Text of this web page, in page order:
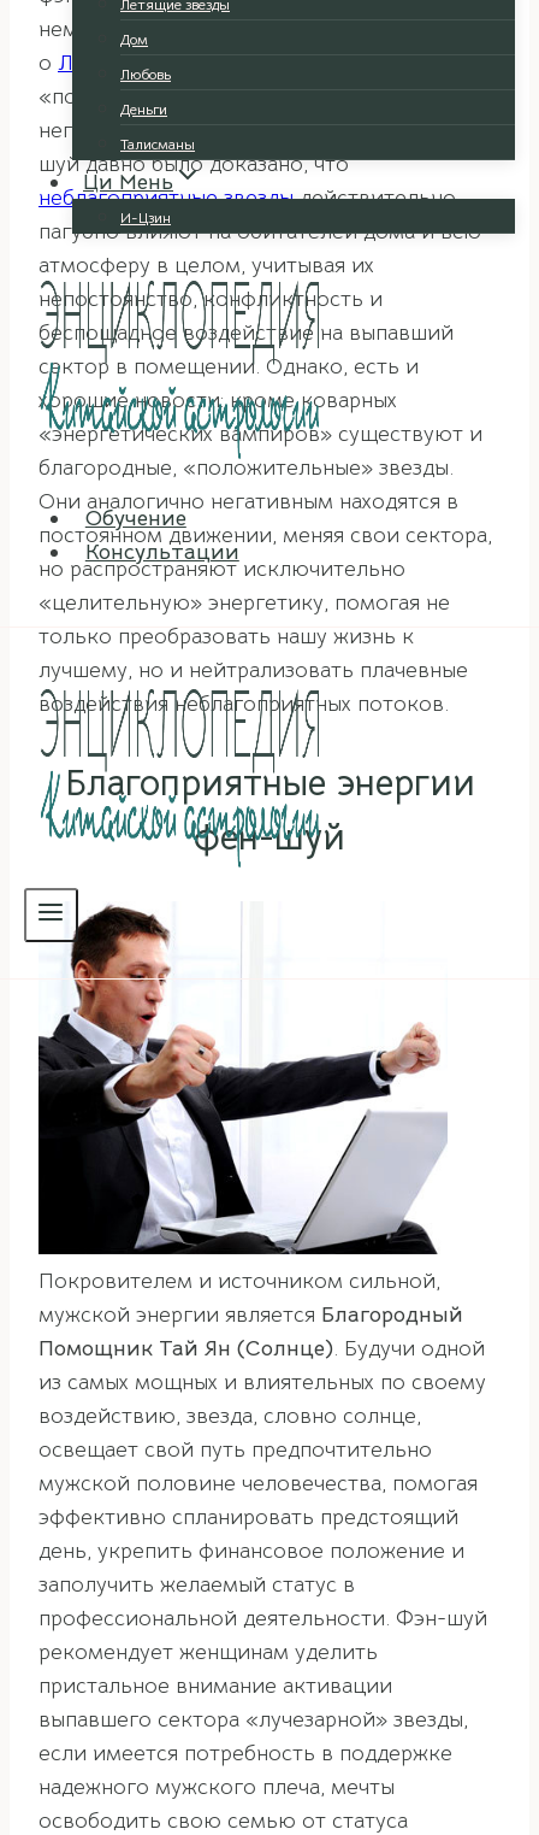
Летящие звезды
Дом
Любовь
Деньги
Талисманы
Ци Мень
И-Цзин
Обучение
Консультации
немаловажным его составляющим – наукой
о Летящих звездах
«портрет» наиболее ярких представителей
негативной энергии. Специалистами фэн-
шуй давно было доказано, что
неблагоприятные звездыдействительно
пагубно влияют на обитателей дома и всю
атмосферу в целом, учитывая их
непостоянство, конфликтность и
беспощадное воздействие на выпавший
сектор в помещении. Однако, есть и
хорошие новости: кроме коварных
«энергетических вампиров» существуют и
благородные, «положительные» звезды.
Они аналогично негативным находятся в
постоянном движении, меняя свои сектора,
но распространяют исключительно
«целительную» энергетику, помогая не
только преобразовать нашу жизнь к
лучшему, но и нейтрализовать плачевные
воздействия неблагоприятных потоков.
Благоприятные энергии
фен-шуй
Покровителем и источником сильной,
мужской энергии является Благородный
Помощник Тай Ян (Солнце). Будучи одной
из самых мощных и влиятельных по своему
воздействию, звезда, словно солнце,
освещает свой путь предпочтительно
мужской половине человечества, помогая
эффективно спланировать предстоящий
день, укрепить финансовое положение и
заполучить желаемый статус в
профессиональной деятельности. Фэн-шуй
рекомендует женщинам уделить
пристальное внимание активации
выпавшего сектора «лучезарной» звезды,
если имеется потребность в поддержке
надежного мужского плеча, мечты
освободить свою семью от статуса